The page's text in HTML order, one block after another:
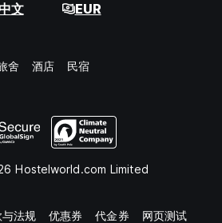
文 EUR
舍 酒店 民宿
Hostelworld.com Limited
法规 优惠券 代金券 网页测试